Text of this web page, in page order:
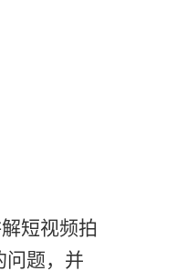
短视频拍
问题，并